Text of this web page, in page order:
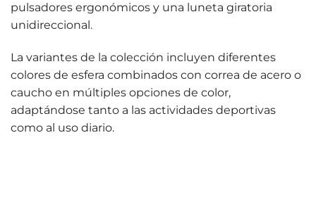
pulsadores ergonómicos y una luneta giratoria
unidireccional.
La variantes de la colección incluyen diferentes
colores de esfera combinados con correa de acero o
caucho en múltiples opciones de color,
adaptándose tanto a las actividades deportivas
como al uso diario.